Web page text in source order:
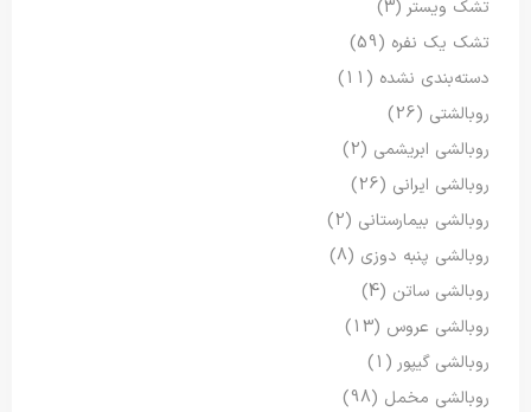
تشک ویستر (3)
تشک یک نفره (59)
دسته‌بندی نشده (11)
روبالشتی (26)
روبالشی ابریشمی (2)
روبالشی ایرانی (26)
روبالشی بیمارستانی (2)
روبالشی پنبه دوزی (8)
روبالشی ساتن (4)
روبالشی عروس (13)
روبالشی گیپور (1)
روبالشی مخمل (98)